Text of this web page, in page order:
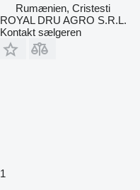
Rumænien, Cristesti
ROYAL DRU AGRO S.R.L.
Kontakt sælgeren
1